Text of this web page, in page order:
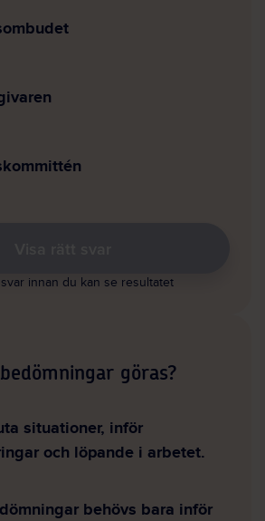
innan du kan se resultatet
göras?
situationer, inför
och löpande i arbetet.
behövs bara inför